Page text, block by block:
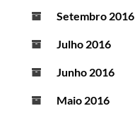
Setembro 2016
Julho 2016
Junho 2016
Maio 2016